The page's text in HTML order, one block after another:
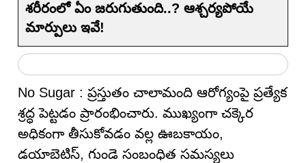
శరీరంలో ఏం జరుగుతుంది..? ఆశ్చర్యపోయే
మార్పులు ఇవే!
No Sugar : ప్రస్తుతం చాలామంది ఆరోగ్యంపై ప్రత్యేక
శ్రద్ధ పెట్టడం ప్రారంభించారు. ముఖ్యంగా చక్కెర
అధికంగా తీసుకోవడం వల్ల ఊబకాయం,
డయాబెటిస్‌, గుండె సంబంధిత సమస్యలు